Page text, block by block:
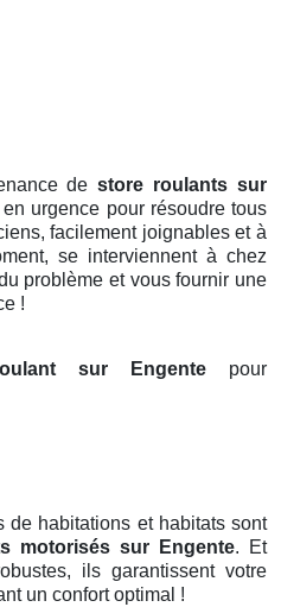
destore roulants sur
urgence pour résoudre tous
facilement joignables et à
se interviennent à chez
problème et vous fournir une
!
sur Engente pour
de habitations et habitats sont
motorisés sur Engente. Et
ils garantissent votre
un confort optimal !